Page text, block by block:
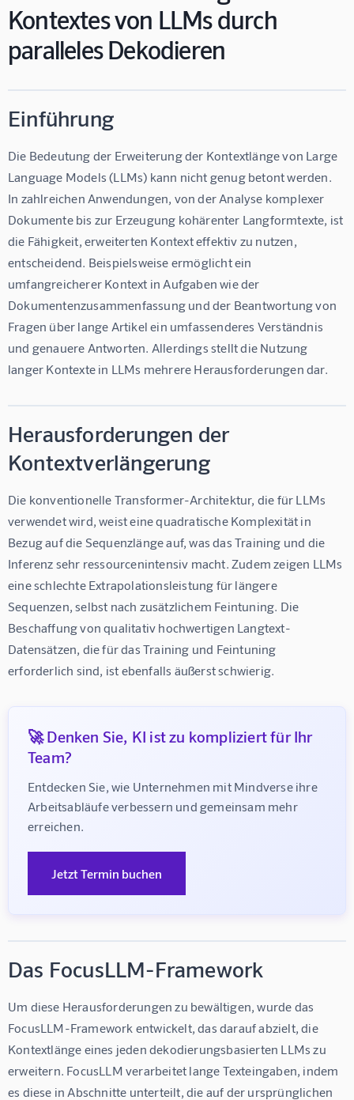
Kontextes von LLMs durch
paralleles Dekodieren
Einführung
Die Bedeutung der Erweiterung der Kontextlänge von Large
Language Models (LLMs) kann nicht genug betont werden.
In zahlreichen Anwendungen, von der Analyse komplexer
Dokumente bis zur Erzeugung kohärenter Langformtexte, ist
die Fähigkeit, erweiterten Kontext effektiv zu nutzen,
entscheidend. Beispielsweise ermöglicht ein
umfangreicherer Kontext in Aufgaben wie der
Dokumentenzusammenfassung und der Beantwortung von
Fragen über lange Artikel ein umfassenderes Verständnis
und genauere Antworten. Allerdings stellt die Nutzung
langer Kontexte in LLMs mehrere Herausforderungen dar.
Herausforderungen der
Kontextverlängerung
Die konventionelle Transformer-Architektur, die für LLMs
verwendet wird, weist eine quadratische Komplexität in
Bezug auf die Sequenzlänge auf, was das Training und die
Inferenz sehr ressourcenintensiv macht. Zudem zeigen LLMs
eine schlechte Extrapolationsleistung für längere
Sequenzen, selbst nach zusätzlichem Feintuning. Die
Beschaffung von qualitativ hochwertigen Langtext-
Datensätzen, die für das Training und Feintuning
erforderlich sind, ist ebenfalls äußerst schwierig.
🚀 Denken Sie, KI ist zu kompliziert für Ihr
Team?
Entdecken Sie, wie Unternehmen mit Mindverse ihre
Arbeitsabläufe verbessern und gemeinsam mehr
erreichen.
Jetzt Termin buchen
Das FocusLLM-Framework
Um diese Herausforderungen zu bewältigen, wurde das
FocusLLM-Framework entwickelt, das darauf abzielt, die
Kontextlänge eines jeden dekodierungsbasierten LLMs zu
erweitern. FocusLLM verarbeitet lange Texteingaben, indem
es diese in Abschnitte unterteilt, die auf der ursprünglichen